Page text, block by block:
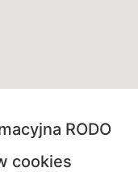
RODO
cookies